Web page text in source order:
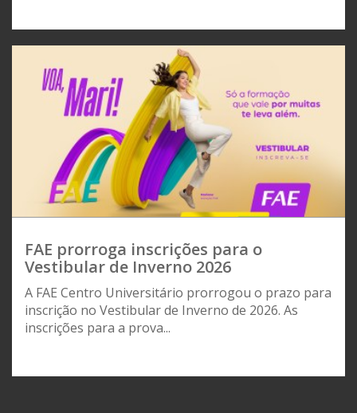
FAE prorroga inscrições para o
Vestibular de Inverno 2026
A FAE Centro Universitário prorrogou o prazo para
inscrição no Vestibular de Inverno de 2026. As
inscrições para a prova...